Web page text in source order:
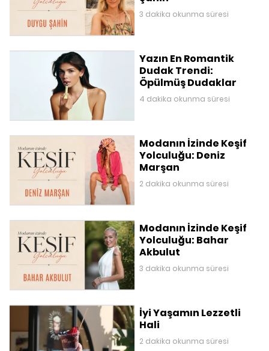
3 dakika okunma süresi
Yazın En Romantik
Dudak Trendi:
Öpülmüş Dudaklar
4 dakika okunma süresi
Modanın İzinde Keşif
Yolculuğu: Deniz
Marşan
2 dakika okunma süresi
Modanın İzinde Keşif
Yolculuğu: Bahar
Akbulut
3 dakika okunma süresi
İyi Yaşamın Lezzetli
Hali
2 dakika okunma süresi